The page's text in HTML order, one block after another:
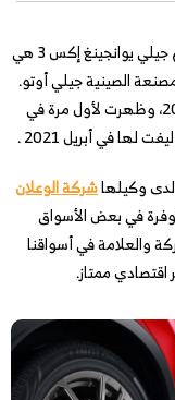
في الأساس كانت تسمى في الصين بإسم جيلي يوانجينغ إكس 3 هي
الصينية جيلي أوتو.
تم الكشف عن جيلي يوانجينغ إكس 3 في يوليو 2017، وظهرت لأول مرة في
شركة الوعلان
كم، وأيضًا متوفرة في بعض الأسواق
والعلامة في أسواقنا
ممتاز.